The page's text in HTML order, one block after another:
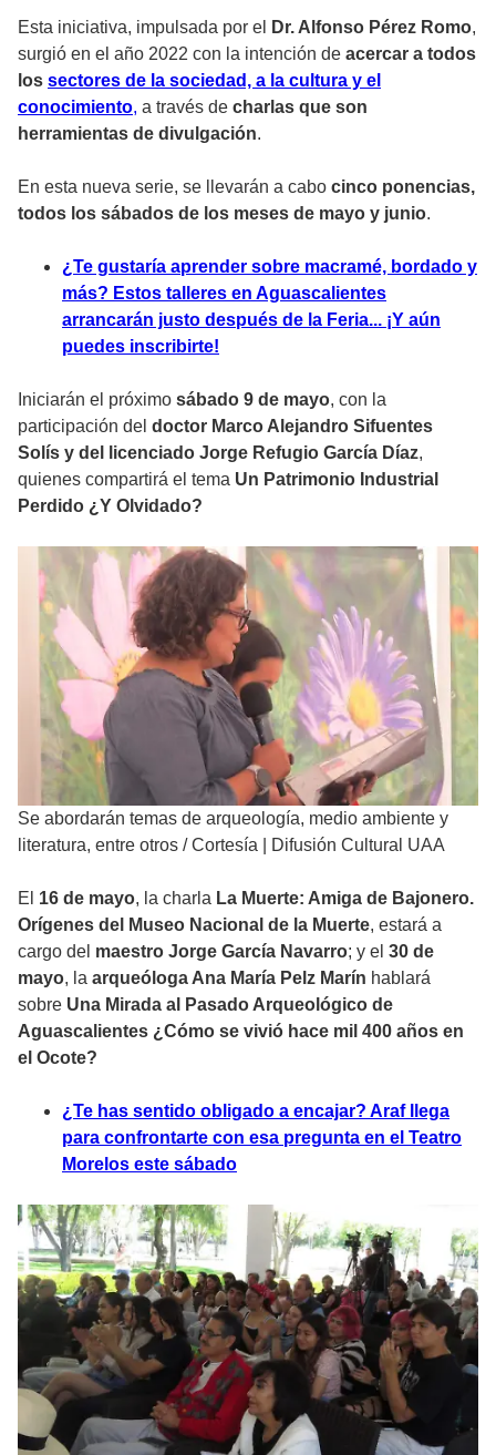
Esta iniciativa, impulsada por el Dr. Alfonso Pérez Romo,
surgió en el año 2022 con la intención de acercar a todos
los sectores de la sociedad, a la cultura y el
conocimiento, a través de charlas que son
herramientas de divulgación.
En esta nueva serie, se llevarán a cabo cinco ponencias,
todos los sábados de los meses de mayo y junio.
¿Te gustaría aprender sobre macramé, bordado y
más? Estos talleres en Aguascalientes
arrancarán justo después de la Feria... ¡Y aún
puedes inscribirte!
Iniciarán el próximo sábado 9 de mayo, con la
participación del doctor Marco Alejandro Sifuentes
Solís y del licenciado Jorge Refugio García Díaz,
quienes compartirá el tema Un Patrimonio Industrial
Perdido ¿Y Olvidado?
Se abordarán temas de arqueología, medio ambiente y
literatura, entre otros /Cortesía | Difusión Cultural UAA
El 16 de mayo, la charla La Muerte: Amiga de Bajonero.
Orígenes del Museo Nacional de la Muerte, estará a
cargo del maestro Jorge García Navarro; y el 30 de
mayo, la arqueóloga Ana María Pelz Marín hablará
sobre Una Mirada al Pasado Arqueológico de
Aguascalientes ¿Cómo se vivió hace mil 400 años en
el Ocote?
¿Te has sentido obligado a encajar? Araf llega
para confrontarte con esa pregunta en el Teatro
Morelos este sábado